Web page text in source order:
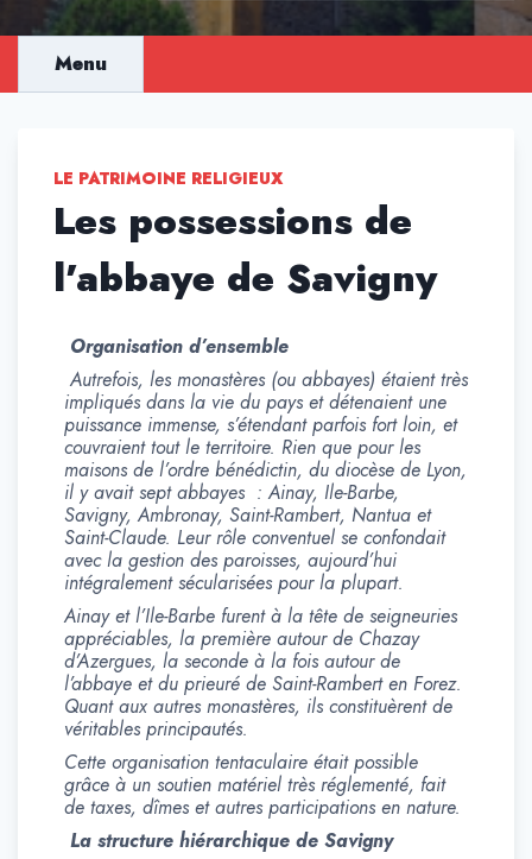
Menu
LE PATRIMOINE RELIGIEUX
Les possessions de
l’abbaye de Savigny
Organisation d’ensemble
Autrefois, les monastères (ou abbayes) étaient très
impliqués dans la vie du pays et détenaient une
puissance immense, s’étendant parfois fort loin, et
couvraient tout le territoire. Rien que pour les
maisons de l’ordre bénédictin, du diocèse de Lyon,
il y avait sept abbayes : Ainay, Ile-Barbe,
Savigny, Ambronay, Saint-Rambert, Nantua et
Saint-Claude. Leur rôle conventuel se confondait
avec la gestion des paroisses, aujourd’hui
intégralement sécularisées pour la plupart.
Ainay et l’Ile-Barbe furent à la tête de seigneuries
appréciables, la première autour de Chazay
d’Azergues, la seconde à la fois autour de
l’abbaye et du prieuré de Saint-Rambert en Forez.
Quant aux autres monastères, ils constituèrent de
véritables principautés.
Cette organisation tentaculaire était possible
grâce à un soutien matériel très réglementé, fait
de taxes, dîmes et autres participations en nature.
La structure hiérarchique de Savigny